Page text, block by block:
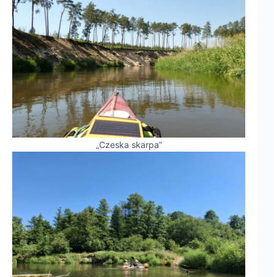
„Czeska skarpa”